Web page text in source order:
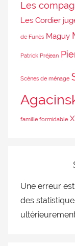
Les
Les Cordier
de Funès Maguy
Patrick Préjean
Scènes de ménage
famille formidable
Une erreur
des